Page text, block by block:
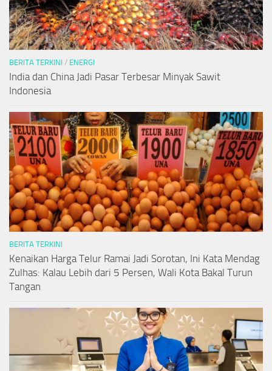
BERITA TERKINI / ENERGI
India dan China Jadi Pasar Terbesar Minyak Sawit
Indonesia
BERITA TERKINI
Kenaikan Harga Telur Ramai Jadi Sorotan, Ini Kata Mendag
Zulhas: Kalau Lebih dari 5 Persen, Wali Kota Bakal Turun
Tangan